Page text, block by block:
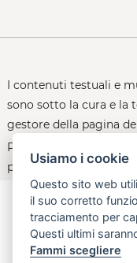
I contenuti testuali e
sono sotto la cura e la
gestore della pagina
Per le policy d'uso
pagina:open.toscana.it/
Usiamo i cookie
Questo sito web
il suo corretto
tracciamento per
Questi ultimi
Fammi scegliere